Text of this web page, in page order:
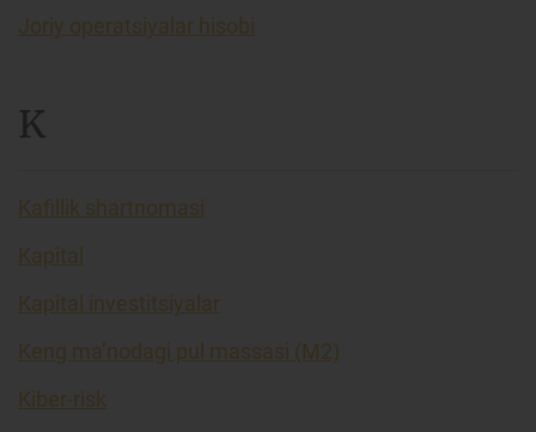
Joriy operatsiyalar hisobi
K
Kafillik shartnomasi
Kapital
Kapital investitsiyalar
Keng ma’nodagi pul massasi (M2)
Kiber-risk